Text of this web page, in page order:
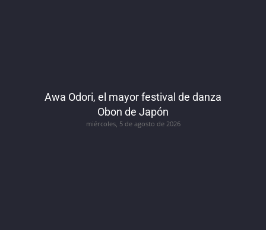
Awa Odori, el mayor festival de danza
Obon de Japón
miércoles, 5 de agosto de 2026